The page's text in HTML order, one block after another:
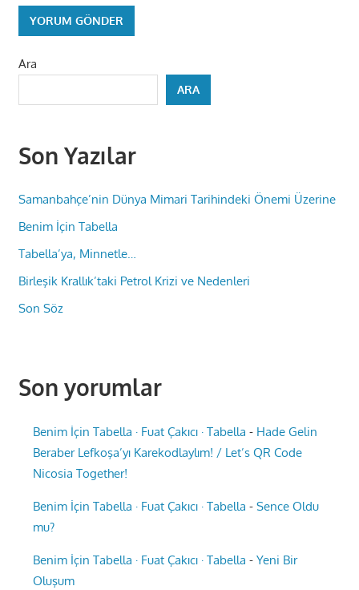
Ara
ARA
Son Yazılar
Samanbahçe’nin Dünya Mimari Tarihindeki Önemi Üzerine
Benim İçin Tabella
Tabella’ya, Minnetle…
Birleşik Krallık’taki Petrol Krizi ve Nedenleri
Son Söz
Son yorumlar
Benim İçin Tabella · Fuat Çakıcı · Tabella - Hade Gelin
Beraber Lefkoşa’yı Karekodlaylım! / Let’s QR Code
Nicosia Together!
Benim İçin Tabella · Fuat Çakıcı · Tabella -Sence Oldu
mu?
Benim İçin Tabella · Fuat Çakıcı · Tabella -Yeni Bir
Oluşum